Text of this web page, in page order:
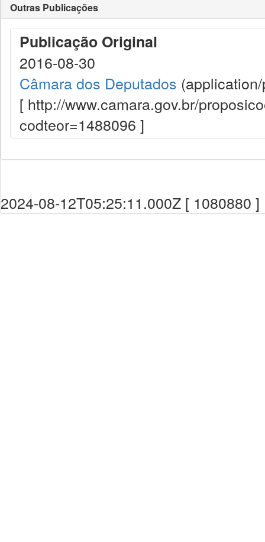
Outras Publicações
Publicação Original
2016-08-30
Câmara dos Deputados
[ http://www.camara.gov.br/
codteor=1488096 ]
2024-08-12T05:25:11.000Z [ 1080880 ]